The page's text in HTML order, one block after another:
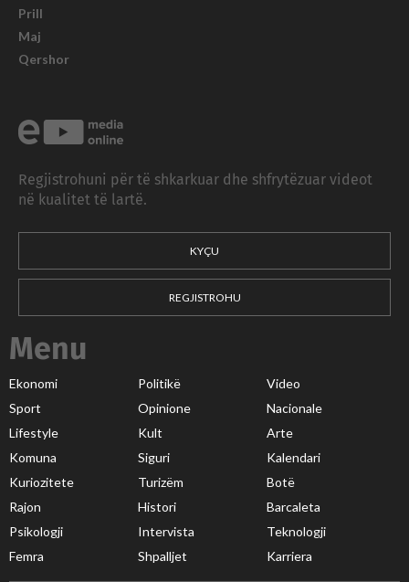
Prill
Maj
Qershor
Regjistrohuni për të shkarkuar dhe shfrytëzuar videot
në kualitet të lartë.
KYÇU
REGJISTROHU
Menu
Ekonomi Politikë
Video
Sport
Opinione
Nacionale
Lifestyle
Kult
Arte
Komuna
Siguri
Kalendari
Kuriozitete
Turizëm
Botë
Rajon
Histori
Barcaleta
Psikologji
Intervista
Teknologji
Femra
Shpalljet Karriera